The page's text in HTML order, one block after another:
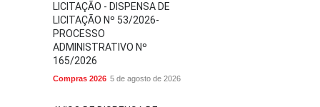
LICITAÇÃO - DISPENSA DE
LICITAÇÃO Nº 53/2026-
PROCESSO
ADMINISTRATIVO Nº
165/2026
Compras 2026 5 de agosto de 2026